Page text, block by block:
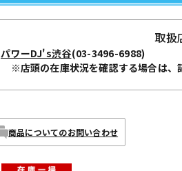
取扱
パワーDJ's渋谷(03-3496-6988)
※店頭の在庫状況を確認する場合は、
商品についてのお問い合わせ